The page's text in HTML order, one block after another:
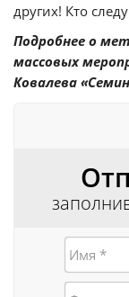
других! Кто
Подробнее о
массовых
Ковалева